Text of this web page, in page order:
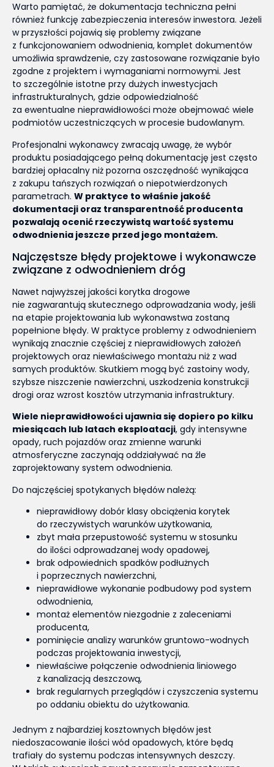
Warto pamiętać, że dokumentacja techniczna pełni
również funkcję zabezpieczenia interesów inwestora. Jeżeli
w przyszłości pojawią się problemy związane
z funkcjonowaniem odwodnienia, komplet dokumentów
umożliwia sprawdzenie, czy zastosowane rozwiązanie było
zgodne z projektem i wymaganiami normowymi. Jest
to szczególnie istotne przy dużych inwestycjach
infrastrukturalnych, gdzie odpowiedzialność
za ewentualne nieprawidłowości może obejmować wiele
podmiotów uczestniczących w procesie budowlanym.
Profesjonalni wykonawcy zwracają uwagę, że wybór
produktu posiadającego pełną dokumentację jest często
bardziej opłacalny niż pozorna oszczędność wynikająca
z zakupu tańszych rozwiązań o niepotwierdzonych
parametrach. W praktyce to właśnie jakość
dokumentacji oraz transparentność producenta
pozwalają ocenić rzeczywistą wartość systemu
odwodnienia jeszcze przed jego montażem.
Najczęstsze błędy projektowe i wykonawcze
związane z odwodnieniem dróg
Nawet najwyższej jakości korytka drogowe
nie zagwarantują skutecznego odprowadzania wody, jeśli
na etapie projektowania lub wykonawstwa zostaną
popełnione błędy. W praktyce problemy z odwodnieniem
wynikają znacznie częściej z nieprawidłowych założeń
projektowych oraz niewłaściwego montażu niż z wad
samych produktów. Skutkiem mogą być zastoiny wody,
szybsze niszczenie nawierzchni, uszkodzenia konstrukcji
drogi oraz wzrost kosztów utrzymania infrastruktury.
Wiele nieprawidłowości ujawnia się dopiero po kilku
miesiącach lub latach eksploatacji, gdy intensywne
opady, ruch pojazdów oraz zmienne warunki
atmosferyczne zaczynają oddziaływać na źle
zaprojektowany system odwodnienia.
Do najczęściej spotykanych błędów należą:
nieprawidłowy dobór klasy obciążenia korytek
do rzeczywistych warunków użytkowania,
zbyt mała przepustowość systemu w stosunku
do ilości odprowadzanej wody opadowej,
brak odpowiednich spadków podłużnych
i poprzecznych nawierzchni,
nieprawidłowe wykonanie podbudowy pod system
odwodnienia,
montaż elementów niezgodnie z zaleceniami
producenta,
pominięcie analizy warunków gruntowo-wodnych
podczas projektowania inwestycji,
niewłaściwe połączenie odwodnienia liniowego
z kanalizacją deszczową,
brak regularnych przeglądów i czyszczenia systemu
po oddaniu obiektu do użytkowania.
Jednym z najbardziej kosztownych błędów jest
niedoszacowanie ilości wód opadowych, które będą
trafiały do systemu podczas intensywnych deszczy.